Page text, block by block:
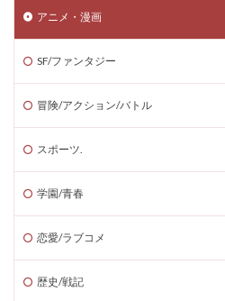
アニメ・漫画
SF/ファンタジー
冒険/アクション/バトル
スポーツ.
学園/青春
恋愛/ラブコメ
歴史/戦記